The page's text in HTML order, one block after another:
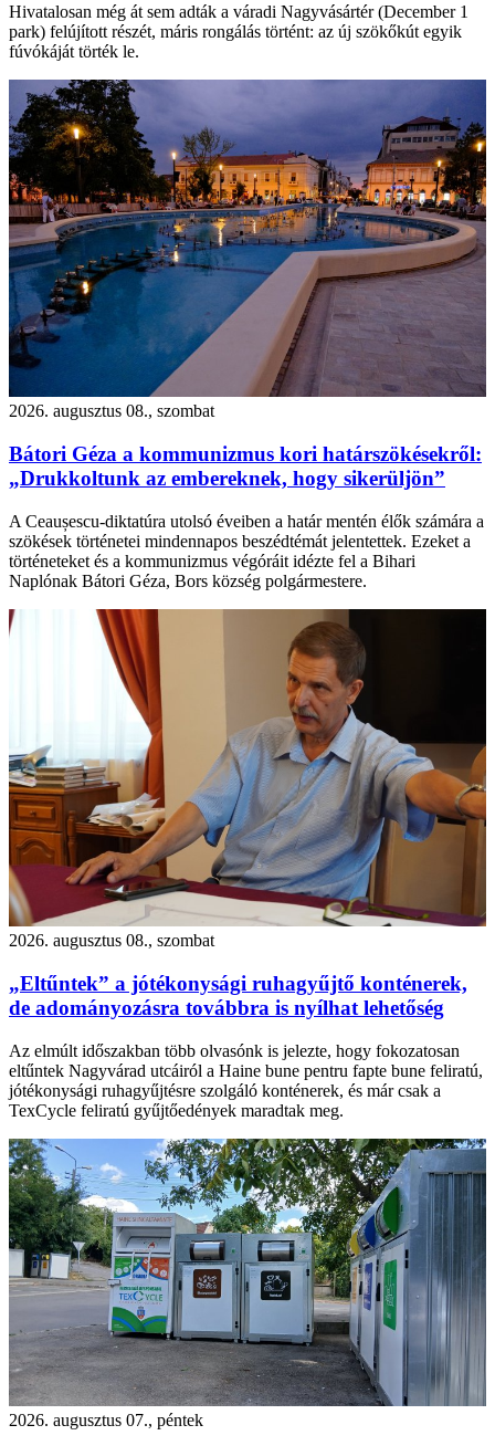
Hivatalosan még át sem adták a váradi Nagyvásártér (December 1
park) felújított részét, máris rongálás történt: az új szökőkút egyik
fúvókáját törték le.
2026. augusztus 08., szombat
Bátori Géza a kommunizmus kori határszökésekről:
„Drukkoltunk az embereknek, hogy sikerüljön”
A Ceaușescu-diktatúra utolsó éveiben a határ mentén élők számára a
szökések történetei mindennapos beszédtémát jelentettek. Ezeket a
történeteket és a kommunizmus végóráit idézte fel a Bihari
Naplónak Bátori Géza, Bors község polgármestere.
2026. augusztus 08., szombat
„Eltűntek” a jótékonysági ruhagyűjtő konténerek,
de adományozásra továbbra is nyílhat lehetőség
Az elmúlt időszakban több olvasónk is jelezte, hogy fokozatosan
eltűntek Nagyvárad utcáiról a Haine bune pentru fapte bune feliratú,
jótékonysági ruhagyűjtésre szolgáló konténerek, és már csak a
TexCycle feliratú gyűjtőedények maradtak meg.
2026. augusztus 07., péntek